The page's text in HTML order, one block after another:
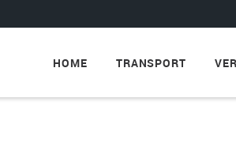
HOME TRANSPORT